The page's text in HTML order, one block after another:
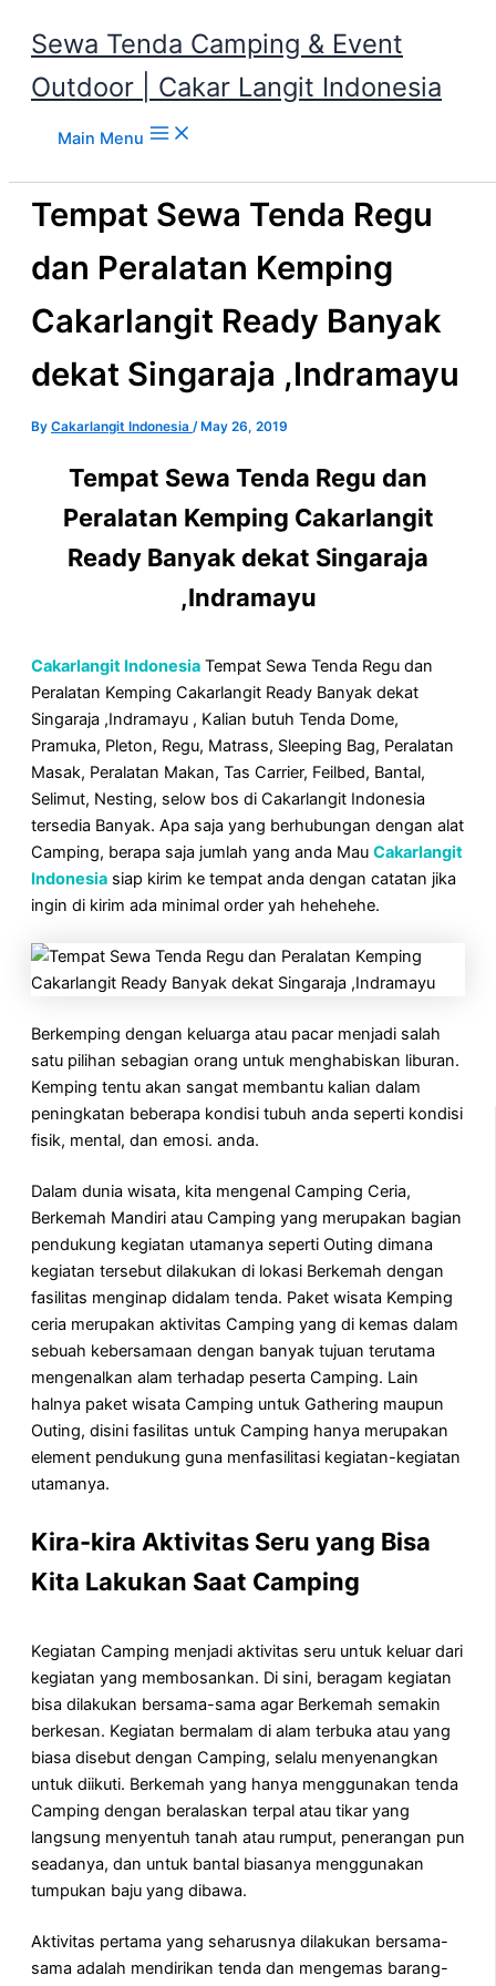
Sewa Tenda Camping & Event
Outdoor | Cakar Langit Indonesia
Main Menu
Tempat Sewa Tenda Regu
dan Peralatan Kemping
Cakarlangit Ready Banyak
dekat Singaraja ,Indramayu
By Cakarlangit Indonesia / May 26, 2019
Tempat Sewa Tenda Regu dan
Peralatan Kemping Cakarlangit
Ready Banyak dekat Singaraja
,Indramayu
Cakarlangit Indonesia Tempat Sewa Tenda Regu dan
Peralatan Kemping Cakarlangit Ready Banyak dekat
Singaraja ,Indramayu , Kalian butuh Tenda Dome,
Pramuka, Pleton, Regu, Matrass, Sleeping Bag, Peralatan
Masak, Peralatan Makan, Tas Carrier, Feilbed, Bantal,
Selimut, Nesting, selow bos di Cakarlangit Indonesia
tersedia Banyak. Apa saja yang berhubungan dengan alat
Camping, berapa saja jumlah yang anda Mau Cakarlangit
Indonesia siap kirim ke tempat anda dengan catatan jika
ingin di kirim ada minimal order yah hehehehe.
Berkemping dengan keluarga atau pacar menjadi salah
satu pilihan sebagian orang untuk menghabiskan liburan.
Kemping tentu akan sangat membantu kalian dalam
peningkatan beberapa kondisi tubuh anda seperti kondisi
fisik, mental, dan emosi. anda.
Dalam dunia wisata, kita mengenal Camping Ceria,
Berkemah Mandiri atau Camping yang merupakan bagian
pendukung kegiatan utamanya seperti Outing dimana
kegiatan tersebut dilakukan di lokasi Berkemah dengan
fasilitas menginap didalam tenda. Paket wisata Kemping
ceria merupakan aktivitas Camping yang di kemas dalam
sebuah kebersamaan dengan banyak tujuan terutama
mengenalkan alam terhadap peserta Camping. Lain
halnya paket wisata Camping untuk Gathering maupun
Outing, disini fasilitas untuk Camping hanya merupakan
element pendukung guna menfasilitasi kegiatan-kegiatan
utamanya.
Kira-kira Aktivitas Seru yang Bisa
Kita Lakukan Saat Camping
Kegiatan Camping menjadi aktivitas seru untuk keluar dari
kegiatan yang membosankan. Di sini, beragam kegiatan
bisa dilakukan bersama-sama agar Berkemah semakin
berkesan. Kegiatan bermalam di alam terbuka atau yang
biasa disebut dengan Camping, selalu menyenangkan
untuk diikuti. Berkemah yang hanya menggunakan tenda
Camping dengan beralaskan terpal atau tikar yang
langsung menyentuh tanah atau rumput, penerangan pun
seadanya, dan untuk bantal biasanya menggunakan
tumpukan baju yang dibawa.
Aktivitas pertama yang seharusnya dilakukan bersama-
sama adalah mendirikan tenda dan mengemas barang-